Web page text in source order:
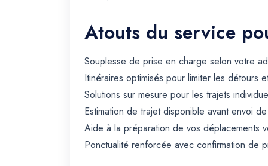
Atouts du service
Souplesse de prise en charge selon votre
Itinéraires optimisés pour limiter les détours
Solutions sur mesure pour les trajets
Estimation de trajet disponible avant envoi
Aide à la préparation de vos déplacements
Ponctualité renforcée avec confirmation de